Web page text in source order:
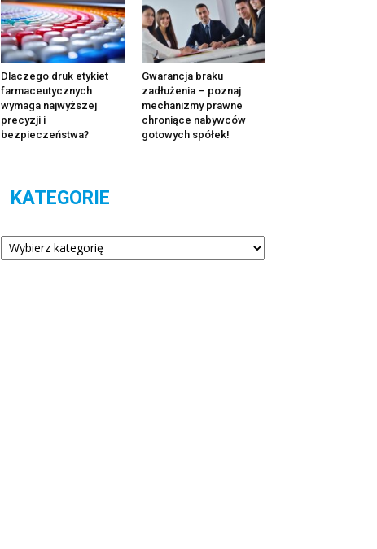
Dlaczego druk etykiet
farmaceutycznych
wymaga najwyższej
precyzji i
bezpieczeństwa?
Gwarancja braku
zadłużenia – poznaj
mechanizmy prawne
chroniące nabywców
gotowych spółek!
KATEGORIE
Kategorie